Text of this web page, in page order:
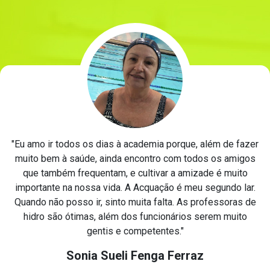
"Eu amo ir todos os dias à academia porque, além de fazer
muito bem à saúde, ainda encontro com todos os amigos
que também frequentam, e cultivar a amizade é muito
importante na nossa vida. A Acquação é meu segundo lar.
Quando não posso ir, sinto muita falta. As professoras de
hidro são ótimas, além dos funcionários serem muito
gentis e competentes."
Sonia Sueli Fenga Ferraz